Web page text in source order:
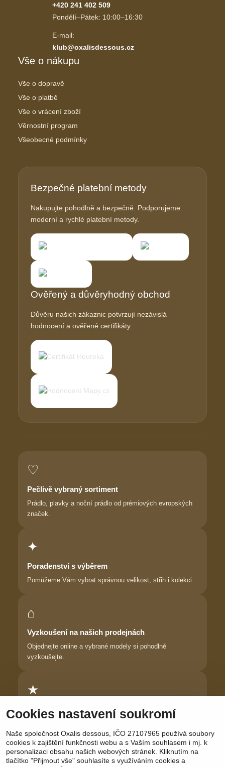
+420 241 402 509
Pondělí–Pátek: 10:00–16:30
E-mail:
klub@oxalisdessous.cz
Vše o nákupu
Vše o dopravě
Vše o platbě
Vše o vrácení zboží
Věrnostní program
Všeobecné podmínky
Bezpečné platební metody
Nakupujte pohodlně a bezpečně. Podporujeme
moderní a rychlé platební metody.
Ověřený a důvěryhodný obchod
Důvěru našich zákaznic potvrzují nezávislá
hodnocení a ověřené certifikáty.
♡
Pečlivě vybraný sortiment
Prádlo, plavky a noční prádlo od prémiových evropských
značek.
✦
Poradenství s výběrem
Pomůžeme Vám vybrat správnou velikost, střih i kolekci.
⌂
Vyzkoušení na našich prodejnách
Objednejte online a vybrané modely si pohodlně
vyzkoušejte.
★
Důvěra zákaznic
cítí krásně.
Cookies nastavení soukromí
Naše společnost Oxalis dessous, IČO 27107965 používá soubory
cookies k zajištění funkčnosti webu a s Vaším souhlasem i mj. k
personalizaci obsahu našich webových stránek. Kliknutím na
tlačítko "Přijmout vše" souhlasíte s využíváním cookies a